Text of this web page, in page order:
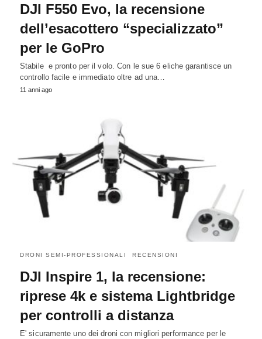
DJI F550 Evo, la recensione
dell’esacottero “specializzato”
per le GoPro
Stabile e pronto per il volo. Con le sue 6 eliche garantisce un
controllo facile e immediato oltre ad una…
11 anni ago
DRONI SEMI-PROFESSIONALI RECENSIONI
DJI Inspire 1, la recensione:
riprese 4k e sistema Lightbridge
per controlli a distanza
E' sicuramente uno dei droni con migliori performance per le